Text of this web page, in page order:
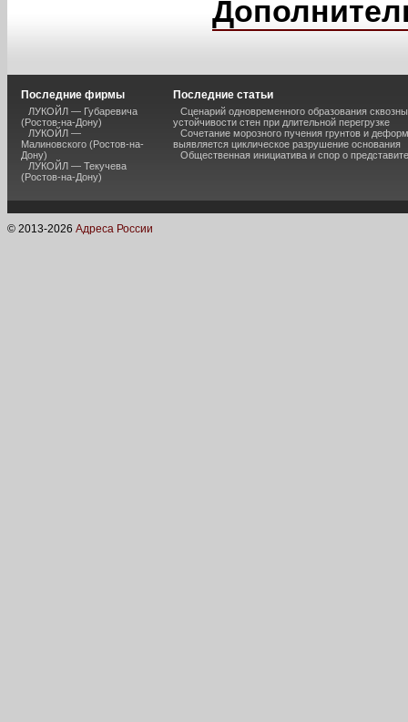
Последние фирмы
ЛУКОЙЛ — Губаревича
(Ростов-на-Дону)
ЛУКОЙЛ —
Малиновского (Ростов-на-
Дону)
ЛУКОЙЛ — Текучева
(Ростов-на-Дону)
Последние статьи
Сценарий одновременного образования
устойчивости стен при длительной перегрузке
Сочетание морозного пучения грунтов и
выявляется циклическое разрушение основания
Общественная инициатива и спор о
© 2013-2026 Адреса России